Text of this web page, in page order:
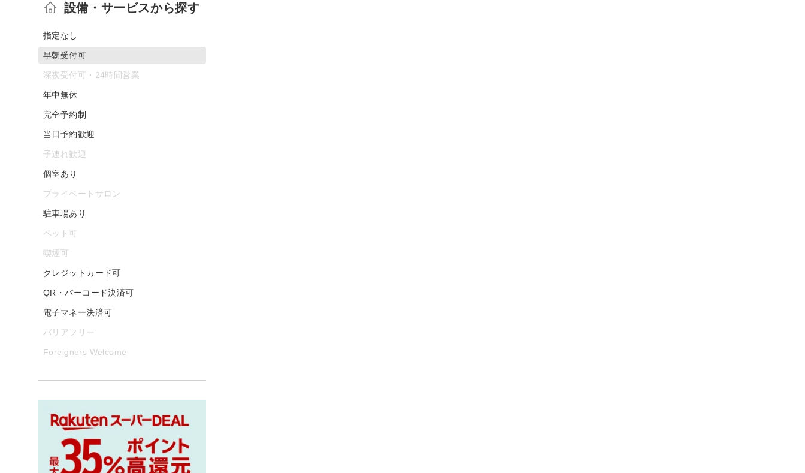
設備・サービスから探す
指定なし
早朝受付可
深夜受付可・24時間営業
年中無休
完全予約制
当日予約歓迎
子連れ歓迎
個室あり
プライベートサロン
駐車場あり
ペット可
喫煙可
クレジットカード可
QR・バーコード決済可
電子マネー決済可
バリアフリー
Foreigners Welcome